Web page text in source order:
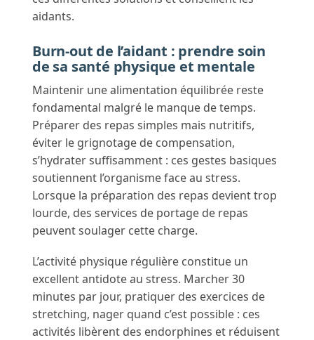
aidants.
Burn-out de l’aidant : prendre soin
de sa santé physique et mentale
Maintenir une alimentation équilibrée reste
fondamental malgré le manque de temps.
Préparer des repas simples mais nutritifs,
éviter le grignotage de compensation,
s’hydrater suffisamment : ces gestes basiques
soutiennent l’organisme face au stress.
Lorsque la préparation des repas devient trop
lourde, des services de portage de repas
peuvent soulager cette charge.
L’activité physique régulière constitue un
excellent antidote au stress. Marcher 30
minutes par jour, pratiquer des exercices de
stretching, nager quand c’est possible : ces
activités libèrent des endorphines et réduisent